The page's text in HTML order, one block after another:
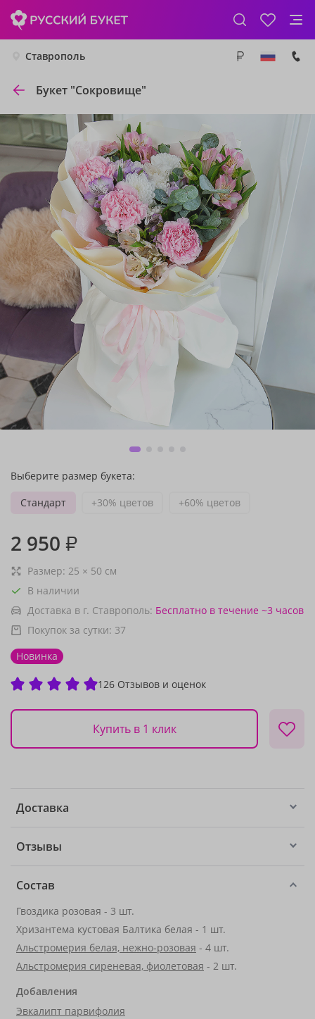
Ставрополь
Букет "Сокровище"
Выберите размер букета:
Стандарт
+30% цветов +60% цветов
2 950 ₽
Размер: 25 × 50 см
В наличии
Доставка в г. Ставрополь: Бесплатно в течение ~3 часов
Покупок за сутки: 37
Новинка
126 Отзывов и оценок
Купить в 1 клик
Доставка
Отзывы
Состав
Гвоздика розовая - 3 шт.
Хризантема кустовая Балтика белая - 1 шт.
Альстромерия белая, нежно-розовая - 4 шт.
Альстромерия сиреневая, фиолетовая - 2 шт.
Добавления
Эвкалипт парвифолия